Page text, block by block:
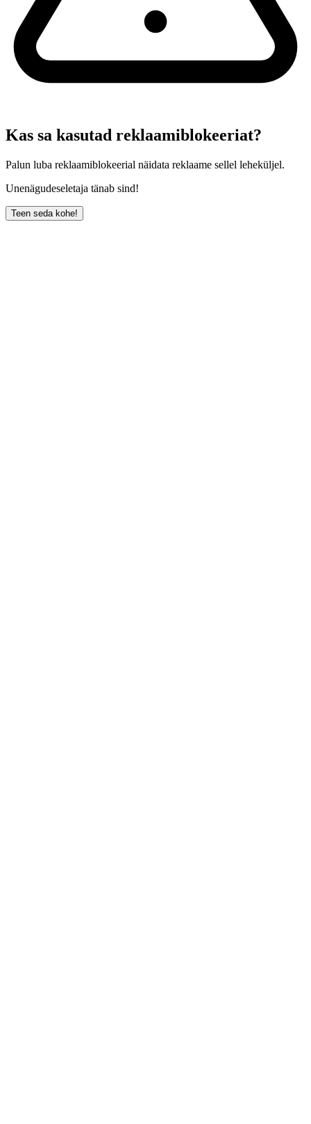
Kas sa kasutad reklaamiblokeeriat?
Palun luba reklaamiblokeerial näidata reklaame sellel leheküljel.
Unenägudeseletaja tänab sind!
Teen seda kohe!